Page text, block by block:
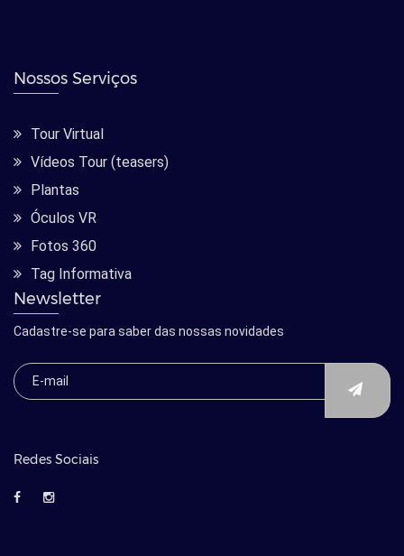
Nossos Serviços
Tour Virtual
Vídeos Tour (teasers)
Plantas
Óculos VR
Fotos 360
Tag Informativa
Newsletter
Cadastre-se para saber das nossas novidades
Redes Sociais